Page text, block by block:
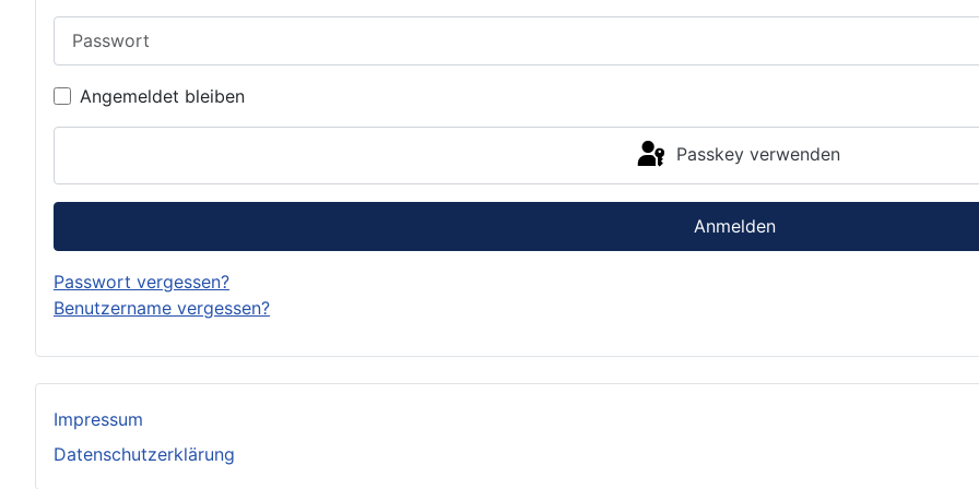
Angemeldet bleiben
Passkey verwenden
Anmelden
Passwort vergessen?
Benutzername vergessen?
Impressum
Datenschutzerklärung